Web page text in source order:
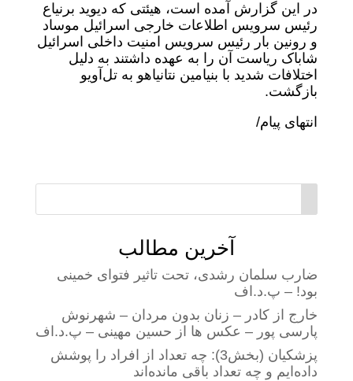
در این گزارش آمده است، هیئتی که دیوید برنیاع
رئیس سرویس اطلاعات خارجی اسرائیل موساد
و رونین بار رئیس سرویس امنیت داخلی اسرائیل
شاباک ریاست آن را به عهده داشتند به دلیل
اختلافات شدید با بنیامین نتانیاهو به تل‌آویو
بازگشت.
انتهای پیام/
آخرین مطالب
ضارب سلمان رشدی، تحت تاثیر فتوای خمینی
بود! – پ.د.اف
خارج از کادر – زنان بدون مردان – شهرنوش
پارسی پور – عکس ها از حسین مهینی – پ.د.اف
پزشکیان (بخش3): چه تعداد از افراد را پوشش
داده‌ایم و چه تعداد باقی مانده‌اند